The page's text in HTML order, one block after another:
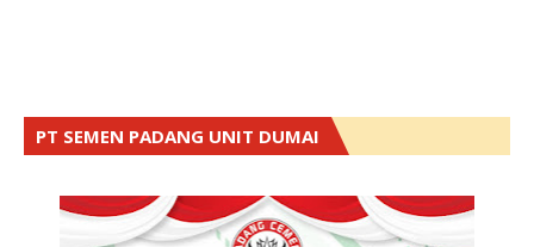
PT SEMEN PADANG UNIT DUMAI